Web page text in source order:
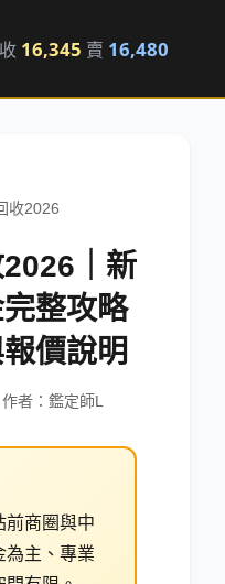
16,345 賣 16,480
收2026
｜新
整攻略
價說明
者：鑑定師L
前商圈與中
為主、專業